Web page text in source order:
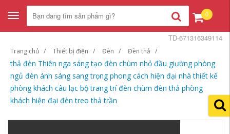
Toggle
navigation
0
Trang chủ Thiết bị điện Đèn Đèn thả
thả đèn Thiên nga sáng tạo đèn chùm nhỏ đầu giường phòng
ngủ đèn ánh sáng sang trọng phong cách hiện đại nhà thiết kế
phòng khách câu lạc bộ trang trí đèn chùm đèn thả phòng
khách hiện đại đèn treo thả trần
TD-671316349114